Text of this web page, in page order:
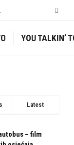
YOU TALKIN’
Latest
– film